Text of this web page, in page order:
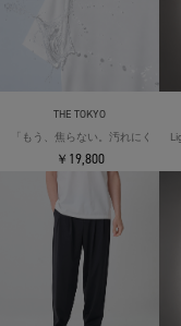
THE TOKYO
「もう、焦らない。汚れにくい」
￥19,800